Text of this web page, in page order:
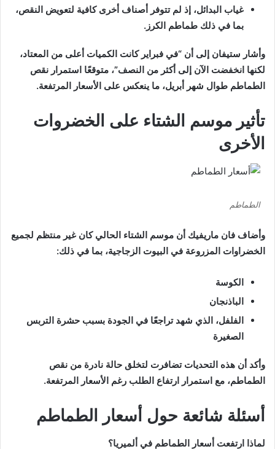
غياب البدائل، إذ لم تتوفر أصناف أخرى كافية لتعويض النقص،
بما في ذلك طماطم الكرز.
وأشار ستيفان إلى أن “في فبراير كانت الكميات أعلى من المعتاد،
لكنها انخفضت الآن إلى أكثر من النصف”، متوقعًا استمرار نقص
الطماطم طوال شهر أبريل، ما ينعكس على الأسعار المرتفعة.
تأثير موسم الشتاء على الخضروات
الأخرى
الطماطم
وأضاف فان ماريفيك أن موسم الشتاء الحالي كان غير منتظم لجميع
الخضراوات المزروعة في البيوت الزجاجية، بما في ذلك:
الكوسة
الباذنجان
الفلفل، الذي شهد تراجعًا في الجودة بسبب حشرة التربس
الصغيرة
وأكد أن هذه التحديات تضافرت لتخلق حالة نادرة من نقص
الطماطم، مع استمرار ارتفاع الطلب رغم الأسعار المرتفعة.
أسئلة شائعة حول أسعار الطماطم
لماذا ارتفعت أسعار الطماطم في ألميريا؟